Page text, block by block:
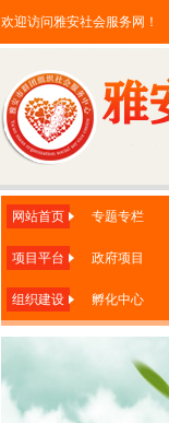
欢迎访问雅安社会服务网！
网站首页 专题专栏
项目平台 政府项目
组织建设 孵化中心